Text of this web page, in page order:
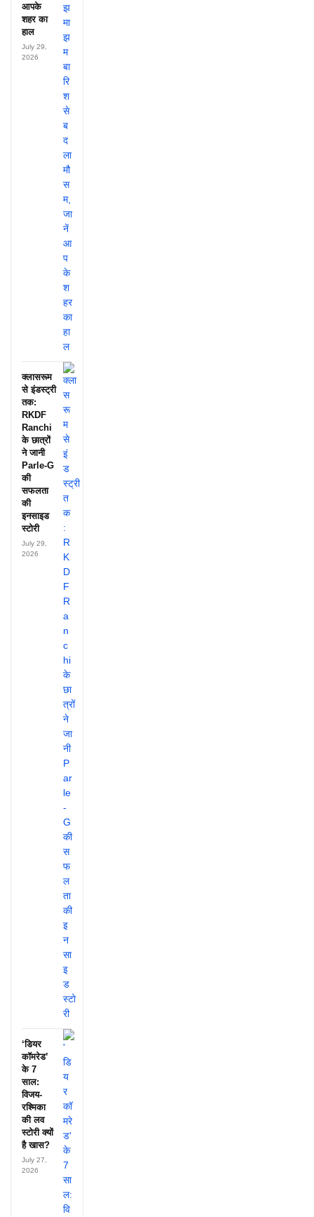
आपके
शहर का
हाल
July 29,
2026
क्लासरूम
से इंडस्ट्री
तक:
RKDF
Ranchi
के छात्रों
ने जानी
Parle-G
की
सफलता
की
इनसाइड
स्टोरी
July 29,
2026
‘डियर
कॉमरेड’
के 7
साल:
विजय-
रश्मिका
की लव
स्टोरी क्यों
है खास?
July 27,
2026